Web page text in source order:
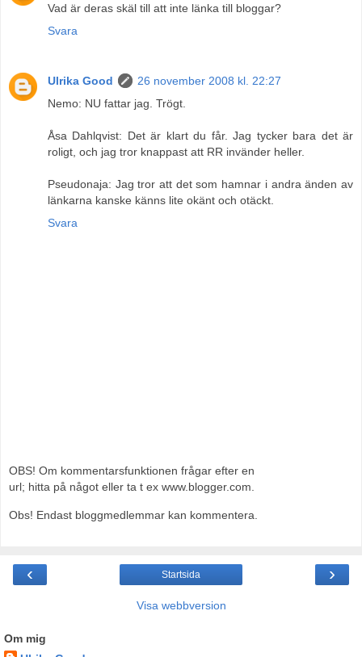
Vad är deras skäl till att inte länka till bloggar?
Svara
Ulrika Good
26 november 2008 kl. 22:27
Nemo: NU fattar jag. Trögt.
Åsa Dahlqvist: Det är klart du får. Jag tycker bara det är
roligt, och jag tror knappast att RR invänder heller.
Pseudonaja: Jag tror att det som hamnar i andra änden av
länkarna kanske känns lite okänt och otäckt.
Svara
OBS! Om kommentarsfunktionen frågar efter en
url; hitta på något eller ta t ex www.blogger.com.
Obs! Endast bloggmedlemmar kan kommentera.
‹ ›
Startsida
Visa webbversion
Om mig